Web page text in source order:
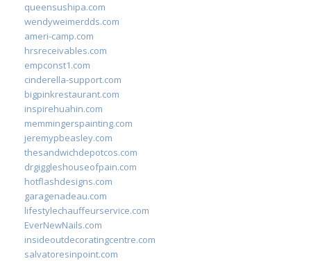
queensushipa.com
wendyweimerdds.com
ameri-camp.com
hrsreceivables.com
empconst1.com
cinderella-support.com
bigpinkrestaurant.com
inspirehuahin.com
memmingerspainting.com
jeremypbeasley.com
thesandwichdepotcos.com
drgiggleshouseofpain.com
hotflashdesigns.com
garagenadeau.com
lifestylechauffeurservice.com
EverNewNails.com
insideoutdecoratingcentre.com
salvatoresinpoint.com